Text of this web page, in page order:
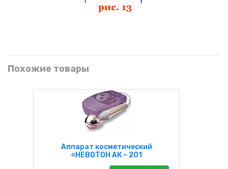
Похожие товары
Аппарат косметический
«НЕВОТОН АК – 201